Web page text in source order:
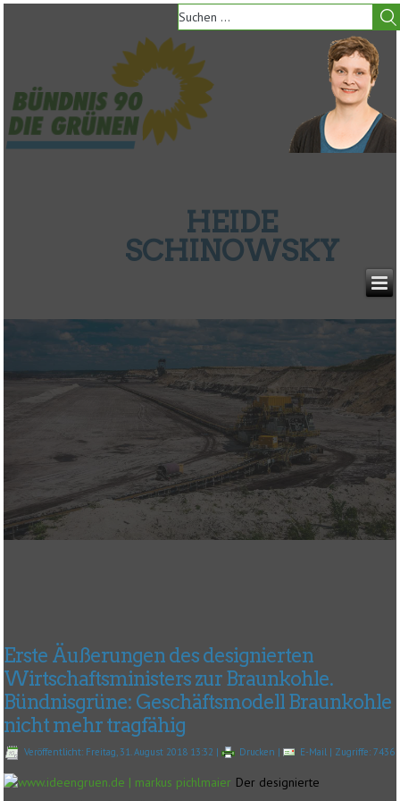
HEIDE
SCHINOWSKY
Erste Äußerungen des designierten
Wirtschaftsministers zur Braunkohle.
Bündnisgrüne: Geschäftsmodell Braunkohle
nicht mehr tragfähig
Veröffentlicht: Freitag, 31. August 2018 13:32 | Drucken | E-Mail | Zugriffe: 7436
Der designierte